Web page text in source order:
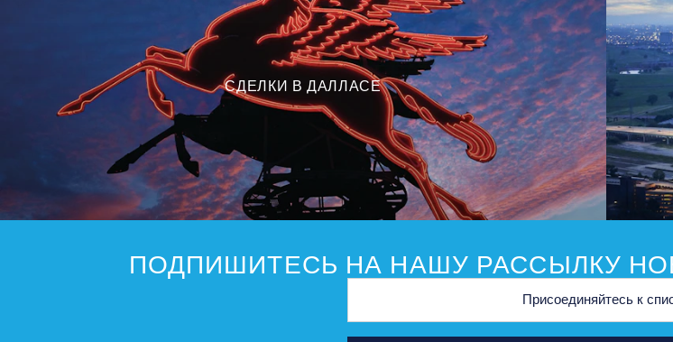
СДЕЛКИ В ДАЛЛАСЕ
ПОДПИШИТЕСЬ НА НАШУ РАССЫЛКУ
Адрес